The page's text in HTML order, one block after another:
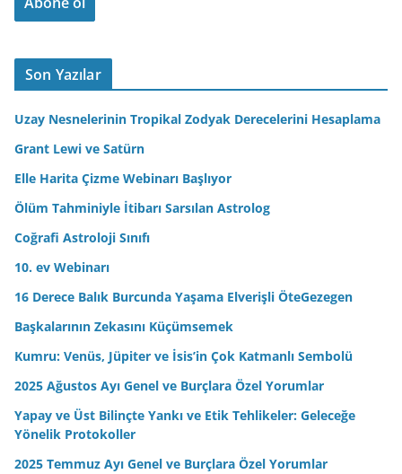
t
d
r
i
n
Son Yazılar
Uzay Nesnelerinin Tropikal Zodyak Derecelerini Hesaplama
Grant Lewi ve Satürn
Elle Harita Çizme Webinarı Başlıyor
Ölüm Tahminiyle İtibarı Sarsılan Astrolog
Coğrafi Astroloji Sınıfı
10. ev Webinarı
16 Derece Balık Burcunda Yaşama Elverişli ÖteGezegen
Başkalarının Zekasını Küçümsemek
Kumru: Venüs, Jüpiter ve İsis’in Çok Katmanlı Sembolü
2025 Ağustos Ayı Genel ve Burçlara Özel Yorumlar
Yapay ve Üst Bilinçte Yankı ve Etik Tehlikeler: Geleceğe
Yönelik Protokoller
2025 Temmuz Ayı Genel ve Burçlara Özel Yorumlar